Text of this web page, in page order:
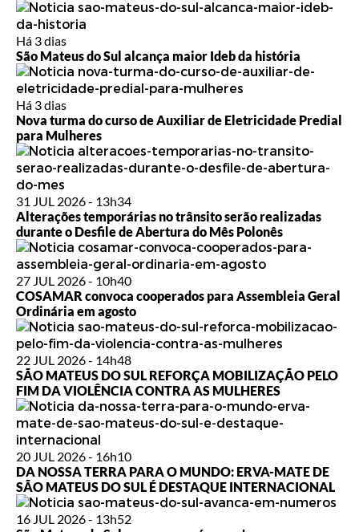
Há 3 dias
São Mateus do Sul alcança maior Ideb da história
Há 3 dias
Nova turma do curso de Auxiliar de Eletricidade Predial
para Mulheres
31 JUL 2026 - 13h34
Alterações temporárias no trânsito serão realizadas
durante o Desfile de Abertura do Mês Polonês
27 JUL 2026 - 10h40
COSAMAR convoca cooperados para Assembleia Geral
Ordinária em agosto
22 JUL 2026 - 14h48
SÃO MATEUS DO SUL REFORÇA MOBILIZAÇÃO PELO
FIM DA VIOLÊNCIA CONTRA AS MULHERES
20 JUL 2026 - 16h10
DA NOSSA TERRA PARA O MUNDO: ERVA-MATE DE
SÃO MATEUS DO SUL É DESTAQUE INTERNACIONAL
16 JUL 2026 - 13h52